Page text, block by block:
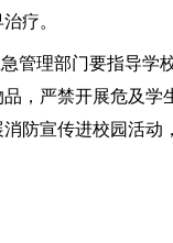
疗。
理部门要指导学
，严禁开展危及
防宣传进校园活动